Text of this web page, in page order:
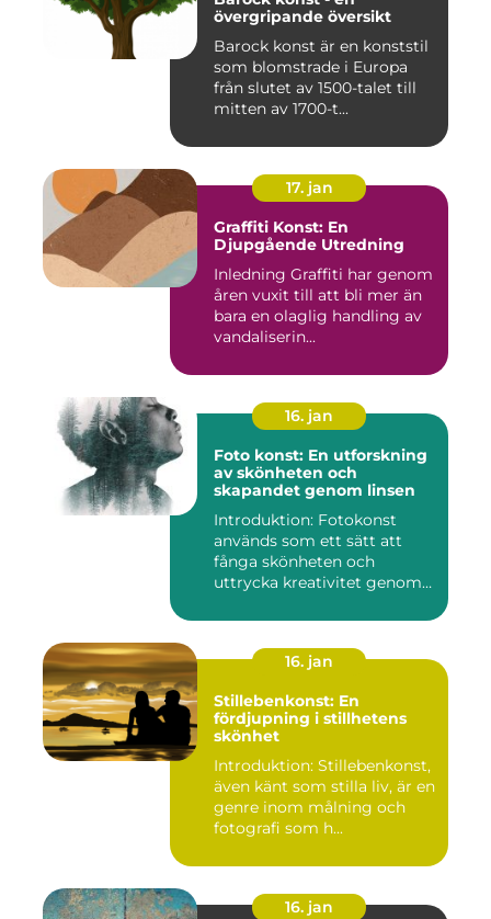
övergripande översikt
Barock konst är en konststil
som blomstrade i Europa
från slutet av 1500-talet till
mitten av 1700-t...
17. jan
Graffiti Konst: En
Djupgående Utredning
Inledning Graffiti har genom
åren vuxit till att bli mer än
bara en olaglig handling av
vandaliserin...
16. jan
Foto konst: En utforskning
av skönheten och
skapandet genom linsen
Introduktion: Fotokonst
används som ett sätt att
fånga skönheten och
uttrycka kreativitet genom
16. jan
Stillebenkonst: En
fördjupning i stillhetens
skönhet
Introduktion: Stillebenkonst,
även känt som stilla liv, är en
genre inom målning och
fotografi som h...
16. jan